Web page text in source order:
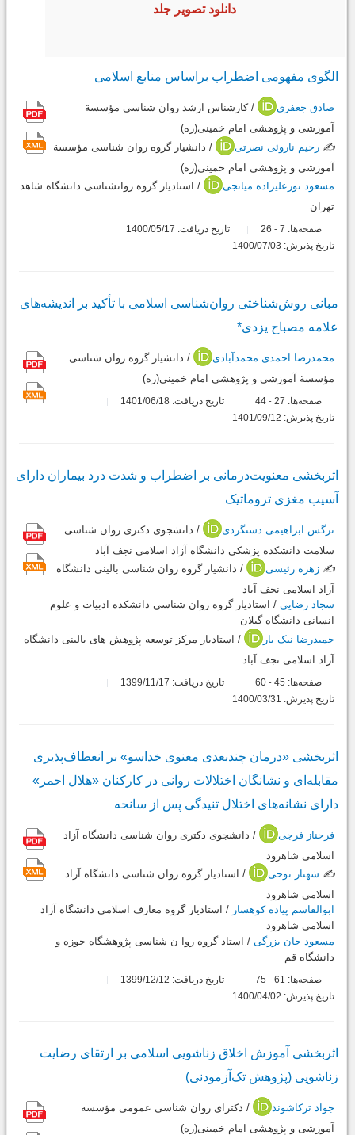
دانلود تصویر جلد
الگوی مفهومی اضطراب براساس منابع اسلامی
صادق جعفری
/ کارشناس ارشد روان شناسی مؤسسة
آموزشی و پژوهشی امام خمینی(ره)
✍️ رحیم ناروئی نصرتی
/ دانشیار گروه روان شناسی مؤسسة
آموزشی و پژوهشی امام خمینی(ره)
مسعود نورعلیزاده میانجی
/ استادیار گروه روانشناسی دانشگاه شاهد
تهران
صفحه‌ها: 7
-
تاریخ دریافت: 1400/05/17
تاریخ پذیرش: 1400/07/03
مبانی روش‌شناختی روان‌شناسی اسلامی با تأکید بر اندیشه‌های
علامه مصباح یزدی*
محمدرضا احمدی محمدآبادی
/ دانشیار گروه روان شناسی
مؤسسة آموزشی و پژوهشی امام خمینی(ره)
صفحه‌ها: 27
-
تاریخ دریافت: 1401/06/18
تاریخ پذیرش: 1401/09/12
اثربخشی معنویت‌درمانی بر اضطراب و شدت درد بیماران دارای
آسیب مغزی تروماتیک
نرگس ابراهیمی دستگردی
/ دانشجوی دکتری روان شناسی
سلامت دانشکده پزشکی دانشگاه آزاد اسلامی نجف آباد
✍️ زهره رئیسی
/ دانشیار گروه روان شناسی بالینی دانشگاه
آزاد اسلامی نجف آباد
سجاد رضایی / استادیار گروه روان شناسی دانشکده ادبیات و علوم
انسانی دانشگاه گیلان
حمیدرضا نیک یار
/ استادیار مرکز توسعه پژوهش های بالینی دانشگاه
آزاد اسلامی نجف آباد
صفحه‌ها: 45
-
تاریخ دریافت: 1399/11/17
تاریخ پذیرش: 1400/03/31
اثربخشی «درمان چندبعدی معنوی خداسو» بر انعطاف‌پذیری
مقابله‌ای و نشانگان اختلالات روانی در کارکنان «هلال ‌احمر»
دارای نشانه‌های اختلال تنیدگی پس از سانحه
فرحناز فرجی
/ دانشجوی دکتری روان شناسی دانشگاه آزاد
اسلامی شاهرود
✍️ شهناز نوحی
/ استادیار گروه روان شناسی دانشگاه آزاد
اسلامی شاهرود
ابوالقاسم پیاده کوهسار / استادیار گروه معارف اسلامی دانشگاه آزاد
اسلامی شاهرود
مسعود جان بزرگی / استاد گروه روا ن شناسی پژوهشگاه حوزه و
دانشگاه قم
صفحه‌ها: 61
-
تاریخ دریافت: 1399/12/12
تاریخ پذیرش: 1400/04/02
اثربخشی آموزش اخلاق زناشویی اسلامی بر ارتقای رضایت
زناشویی (پژوهش تک‌آزمودنی)
جواد ترکاشوند
/ دکترای روان شناسی عمومی مؤسسة
آموزشی و پژوهشی امام خمینی(ره)